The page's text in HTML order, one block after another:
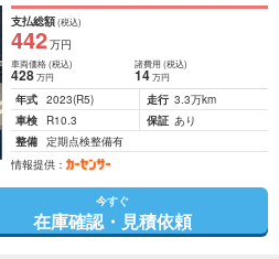
支払総額(税込)
442万円
車両価格(税込)
428万円
諸費用 (税込)
14 万円
年式 2023(R5) 走行 3.3万km
車検
R10.3 保証 あり
整備 定期点検整備有
情報提供：
今すぐ
在庫確認・見積依頼